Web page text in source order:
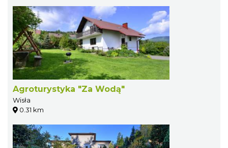
Agroturystyka "Za Wodą"
Wisła
0.31 km